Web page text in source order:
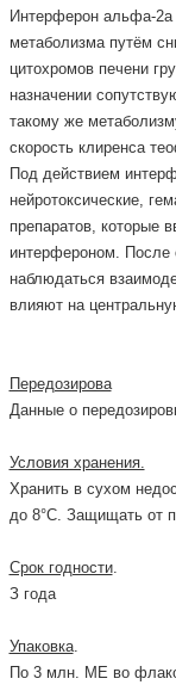
Интерферон альфа-2а
метаболизма путём
цитохромов печени
назначении
такому же
скорость клиренса
Под действием
нейротоксические,
препаратов, которые
интерфероном. После
наблюдаться
влияют на
Передозирова
Данные о
Условия хранения.
Хранить в сухом
до 8°С. Защищать от
Срок годности.
З года
Упаковка.
По 3 млн. МЕ во